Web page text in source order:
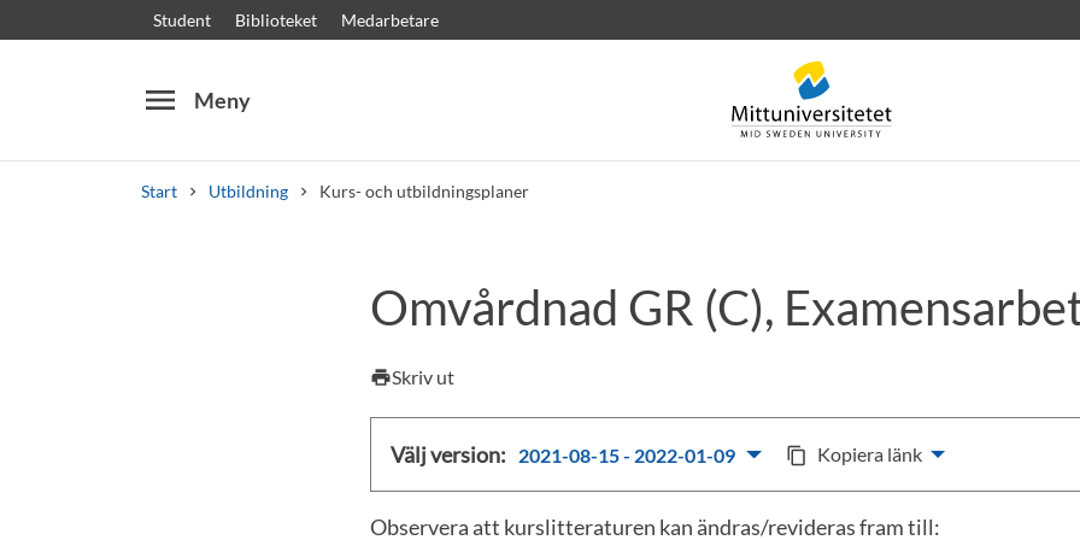
Student Biblioteket Medarbetare
menu Meny
Start Utbildning Kurs- och utbildningsplaner
Kursplaner Välkomstbrev PersonalLediga jobb
Omvårdnad GR (C),
printSkriv ut
Välj version: 2021-08-15 - 2022-01-09 content_copy Kopiera länk
Observera att kurslitteraturen kan ändras/revideras fram till: